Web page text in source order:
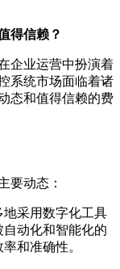
得信赖？
企业运营中扮演着
系统市场面临着诸
态和值得信赖的费
要动态：
地采用数字化工具
动化和智能化的
和准确性。